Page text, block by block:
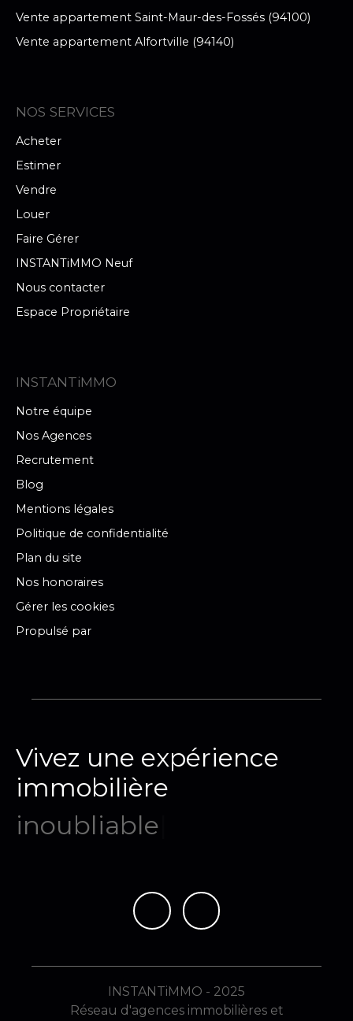
Vente appartement Saint-Maur-des-Fossés (94100)
Vente appartement Alfortville (94140)
NOS SERVICES
Acheter
Estimer
Vendre
Louer
Faire Gérer
INSTANTiMMO Neuf
Nous contacter
Espace Propriétaire
INSTANTiMMO
Notre équipe
Nos Agences
Recrutement
Blog
Mentions légales
Politique de confidentialité
Plan du site
Nos honoraires
Gérer les cookies
Propulsé par
Vivez une expérience
immobilière
mé|
INSTANTiMMO - 2025
Réseau d'agences immobilières et